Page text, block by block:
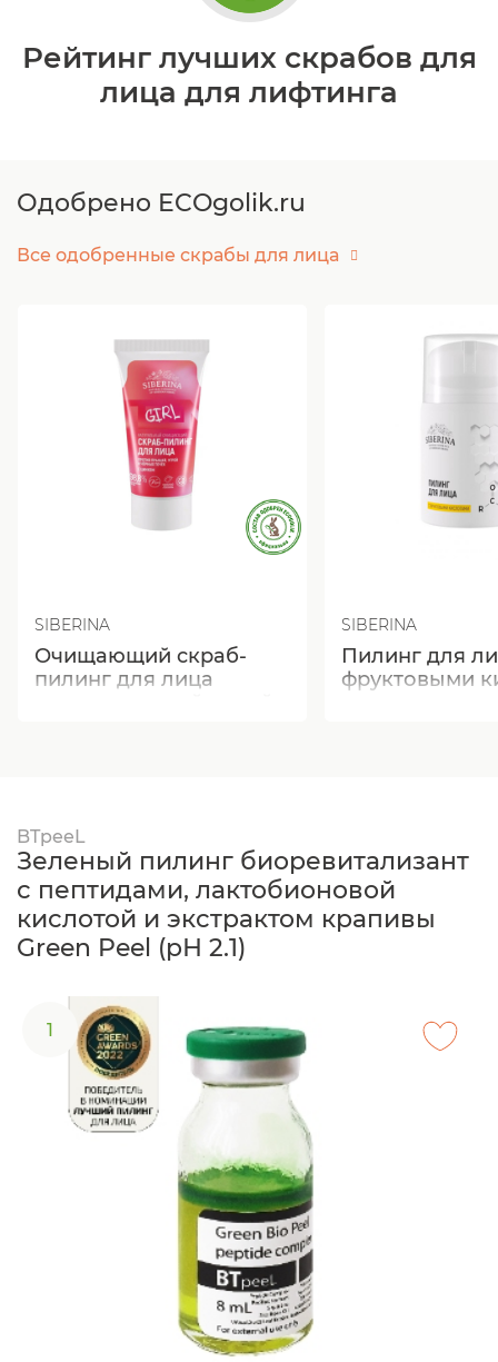
Рейтинг лучших скрабов для
лица для лифтинга
Одобрено ECOgolik.ru
Все одобренные скрабы для лица
SIBERINA
Очищающий скраб-
пилинг для лица
SIBERINA
Пилинг для
фруктовыми
BTpeeL
Зеленый пилинг биоревитализант
с пептидами, лактобионовой
кислотой и экстрактом крапивы
Green Peel (рН 2.1)
1